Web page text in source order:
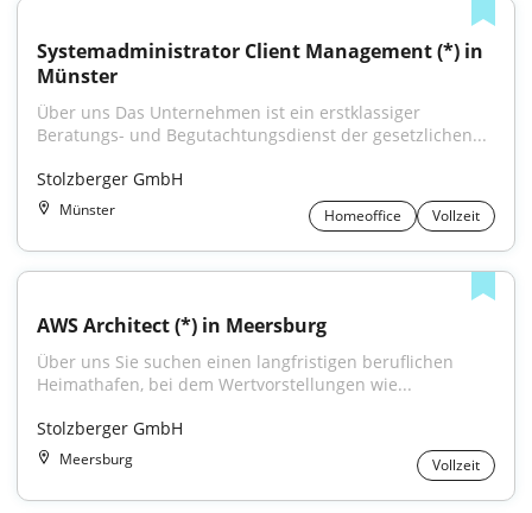
Systemadministrator Client Management (*) in
Münster
Über uns Das Unternehmen ist ein erstklassiger
Beratungs- und Begutachtungsdienst der gesetzlichen...
Stolzberger GmbH
Münster Homeoffice Vollzeit
AWS Architect (*) in Meersburg
Über uns Sie suchen einen langfristigen beruflichen
Heimathafen, bei dem Wertvorstellungen wie...
Stolzberger GmbH
Meersburg Vollzeit